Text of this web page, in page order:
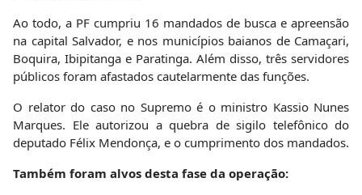
Ao todo, a PF cumpriu 16 mandados de busca e apreensão
na capital Salvador, e nos municípios baianos de Camaçari,
Boquira, Ibipitanga e Paratinga. Além disso, três servidores
públicos foram afastados cautelarmente das funções.
O relator do caso no Supremo é o ministro Kassio Nunes
Marques. Ele autorizou a quebra de sigilo telefônico do
deputado Félix Mendonça, e o cumprimento dos mandados.
Também foram alvos desta fase da operação: